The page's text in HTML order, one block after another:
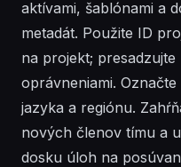
aktívami, šablónami a
metadát. Použite ID
na projekt;
oprávneniami.
jazyka a regiónu.
nových členov tímu a
dosku úloh na